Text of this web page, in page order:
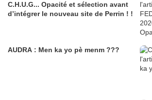
C.H.U.G... Opacité et sélection avant
d’intégrer le nouveau site de Perrin ! !
AUDRA : Men ka yo pè menm ???